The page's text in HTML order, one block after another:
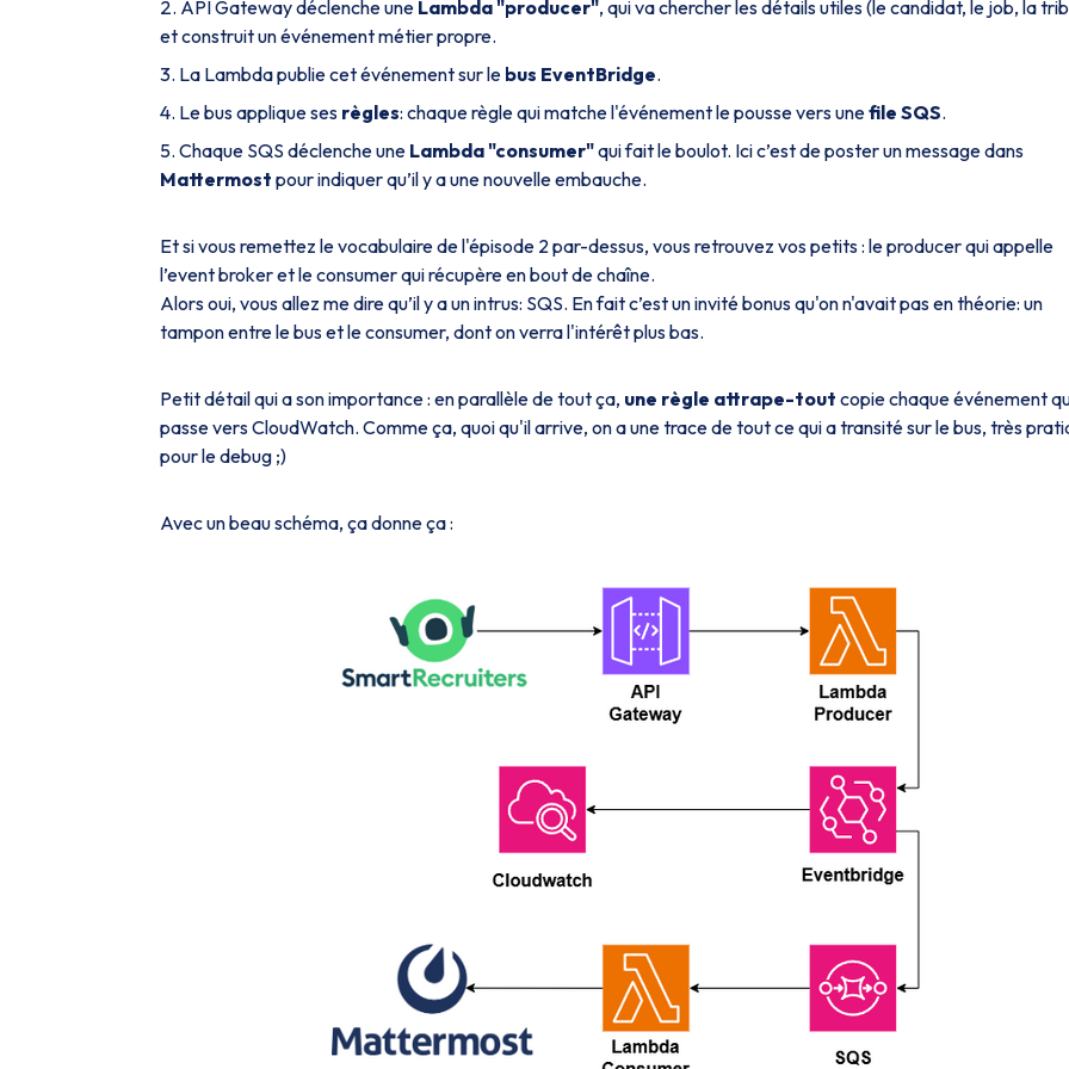
API Gateway déclenche une Lambda "producer", qui va chercher les détails utiles (le candidat, le job, la
et construit un événement métier propre.
La Lambda publie cet événement sur le bus EventBridge.
Le bus applique ses règles: chaque règle qui matche l'événement le pousse vers unefile SQS.
Chaque SQS déclenche une Lambda "consumer"qui fait le boulot. Ici c’est de poster un message dans
Mattermost pour indiquer qu’il y a une nouvelle embauche.
Et si vous remettez le vocabulaire de l'épisode 2 par-dessus, vous retrouvez vos petits : le producer qui appelle
l’event broker et le consumer qui récupère en bout de chaîne.
Alors oui, vous allez me dire qu’il y a un intrus: SQS. En fait c’est un invité bonus qu'on n'avait pas en théorie: un
tampon entre le bus et le consumer, dont on verra l'intérêt plus bas.
Petit détail qui a son importance : en parallèle de tout ça, une règle attrape-tout copie chaque événement
passe vers CloudWatch. Comme ça, quoi qu'il arrive, on a une trace de tout ce qui a transité sur le bus, très
pour le debug ;)
Avec un beau schéma, ça donne ça :